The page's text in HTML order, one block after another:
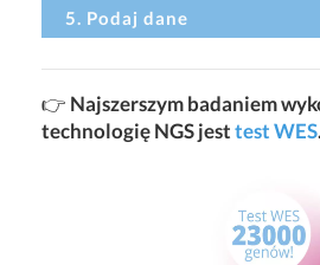
5. Podaj dane
👉 Najszerszym badaniem
technologię NGS jesttest WES.